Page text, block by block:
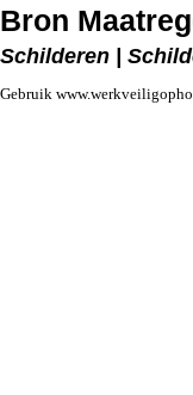
Bron
Schilderen |
Gebruik